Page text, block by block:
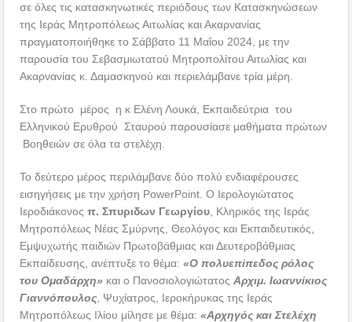
σε όλες τις κατασκηνωτικές περιόδους των Κατασκηνώσεων
της Ιεράς Μητροπόλεως Αιτωλίας και Ακαρνανίας
πραγματοποιήθηκε το Σάββατο 11 Μαΐου 2024, με την
παρουσία του Σεβασμιωτατού Μητροπολίτου Αιτωλίας και
Ακαρνανίας κ. Δαμασκηνού και περιελάμβανε τρία μέρη.
Στο πρώτο μέρος η κ Ελένη Λουκά, Εκπαιδεύτρια του
Ελληνικού Ερυθρού Σταυρού παρουσίασε μαθήματα πρώτων
Βοηθειών σε όλα τα στελέχη.
Το δεύτερο μέρος περιλάμβανε δύο πολύ ενδιαφέρουσες
εισηγήσεις με την χρήση PowerPoint. O Ιερολογιώτατος
Ιεροδιάκονοςπ. Σπυριδων Γεωργίου , Κληρικός της Ιεράς
Μητροπόλεως Νέας Σμύρνης, Θεολόγος και Εκπαιδευτικός,
Εμψυχωτής παιδιών Πρωτοβάθμιας και Δευτεροβάθμιας
Εκπαίδευσης, ανέπτυξε το θέμα:«Ο πολυεπίπεδος ρόλος
του Ομαδάρχη» και ο ΠανοσιολογιώτατοςΑρχιμ. Ιωαννίκιος
Γιαννόπουλος , Ψυχίατρος, Ιεροκήρυκας της Ιεράς
Μητροπόλεως Ιλίου μίλησε με θέμα:«Αρχηγός και Στελέχη